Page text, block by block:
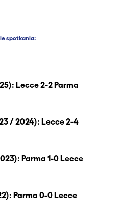
spotkania:
Lecce 2-2 Parma
/ 2024): Lecce 2-4
Parma 1-0 Lecce
Parma 0-0 Lecce